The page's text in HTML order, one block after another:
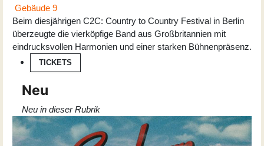
Gebäude 9
Beim diesjährigen C2C: Country to Country Festival in Berlin
überzeugte die vierköpfige Band aus Großbritannien mit
eindrucksvollen Harmonien und einer starken Bühnenpräsenz.
TICKETS
Neu
Neu in dieser Rubrik